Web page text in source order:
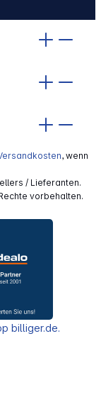
, wenn
/ Lieferanten.
vorbehalten.